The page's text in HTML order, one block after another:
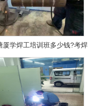
厦学焊工培训班多少钱?考焊
工证大概多少钱?